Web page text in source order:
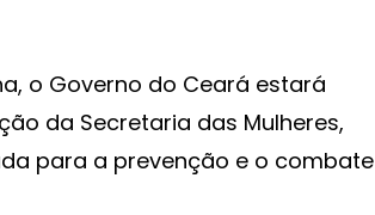
o Governo do Ceará estará
da Secretaria das Mulheres,
para a prevenção e o combate